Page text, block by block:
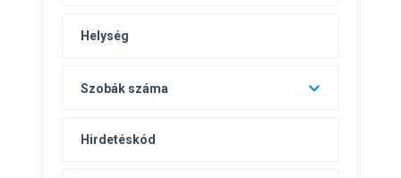
Szobák száma